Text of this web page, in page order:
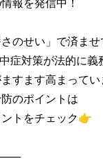
のせい」で済ませ
症対策が法的に義
すます高まって
のポイントは
ントをチェック👉